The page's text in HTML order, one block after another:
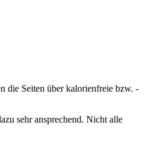
die Seiten über kalorienfreie bzw. -
sehr ansprechend. Nicht alle